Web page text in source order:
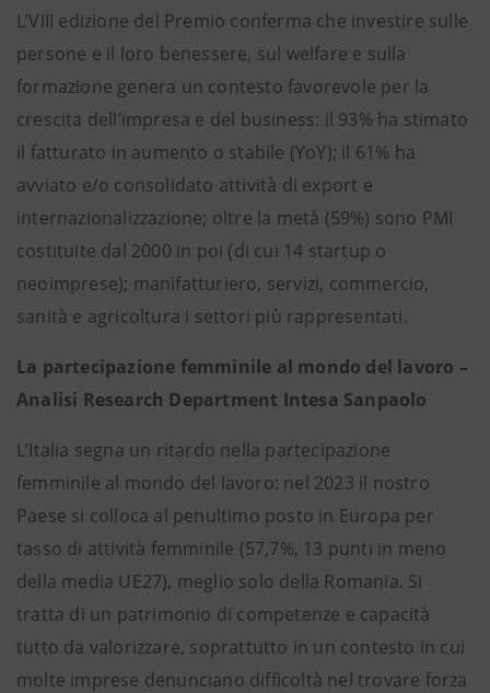
L’VIII edizione del Premio conferma che investire sulle
persone e il loro benessere, sul welfare e sulla
formazione genera un contesto favorevole per la
crescita dell’impresa e del business: il 93% ha stimato
il fatturato in aumento o stabile (YoY); il 61% ha
avviato e/o consolidato attività di export e
internazionalizzazione; oltre la metà (59%) sono PMI
costituite dal 2000 in poi (di cui 14 startup o
neoimprese); manifatturiero, servizi, commercio,
sanità e agricoltura i settori più rappresentati.
La partecipazione femminile al mondo del lavoro –
Analisi Research Department Intesa Sanpaolo
L’Italia segna un ritardo nella partecipazione
femminile al mondo del lavoro: nel 2023 il nostro
Paese si colloca al penultimo posto in Europa per
tasso di attività femminile (57,7%, 13 punti in meno
della media UE27), meglio solo della Romania. Si
tratta di un patrimonio di competenze e capacità
tutto da valorizzare, soprattutto in un contesto in cui
molte imprese denunciano difficoltà nel trovare forza